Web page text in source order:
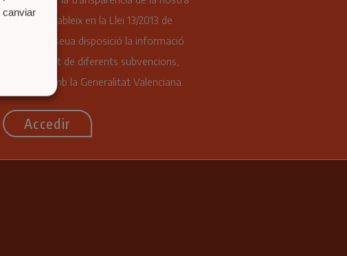
que s’estableix en la Llei 13/2013 de
posa a la seua disposició la informació
tant de diferents subvencions,
amb la Generalitat Valenciana.
Accedir
canviar